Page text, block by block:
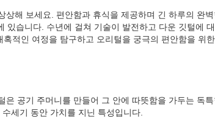
해 보세요. 편안함과 휴식을 제공하며 긴 하루의 완
습니다. 수년에 걸쳐 기술이 발전하고 다운 깃털에
적인 여정을 탐구하고 오리털을 궁극의 편안함을 위
공기 주머니를 만들어 그 안에 따뜻함을 가두는 독
세기 동안 가치를 지닌 특성입니다.